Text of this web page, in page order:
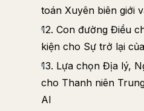
toán Xuyên biên giới
12. Con đường Điều
kiện cho Sự trở lại
13. Lựa chọn Địa lý,
cho Thanh niên
AI